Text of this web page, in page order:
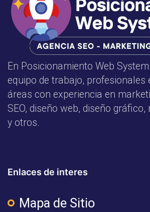
En Posicionamiento Web
equipo de trabajo, profesionales
áreas con experiencia en
SEO, diseño web, diseño gráfico,
y otros.
Enlaces de interes
Mapa de Sitio